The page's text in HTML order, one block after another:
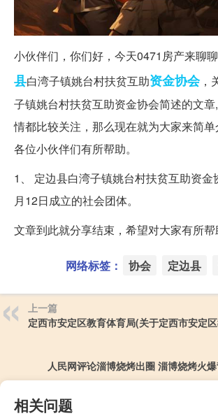
小伙伴们，你们好，今天0471房产来聊
县白湾子镇姚台村扶贫互助资金协会，
子镇姚台村扶贫互助资金协会简述的文
情都比较关注，那么现在就为大家来简
各位小伙伴们有所帮助。
1、 定边县白湾子镇姚台村扶贫互助资金
月12日成立的社会团体。
文章到此就分享结束，希望对大家有所帮
网络标签： 协会 定边县
上一篇
定西市安定区教育体育局(关于定西市安定
人民网评论淄博烧烤出圈 淄博烧烤火
相关问题